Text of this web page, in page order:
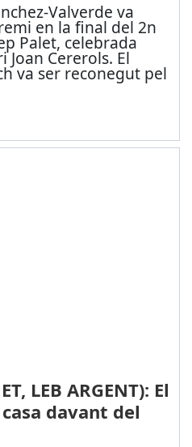
Valverde va
en la final del 2n
Palet, celebrada
Joan Cererols. El
va ser reconegut pel
LEB ARGENT): El
davant del